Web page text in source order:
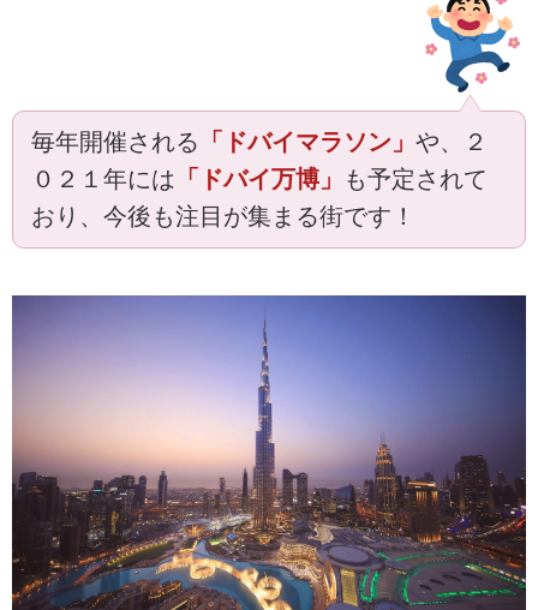
毎年開催される 「ドバイマラソン」 や、２
０２１年には 「ドバイ万博」
も予定されて
おり、今後も注目が集まる街です！